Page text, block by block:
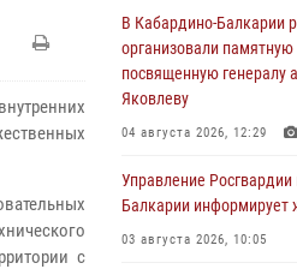
с
В Кабардино-Балкарии
организовали памятную
посвященную генералу
Яковлеву
04 августа 2026, 12:29
Управление
Балкарии информирует
03 августа 2026, 10:05